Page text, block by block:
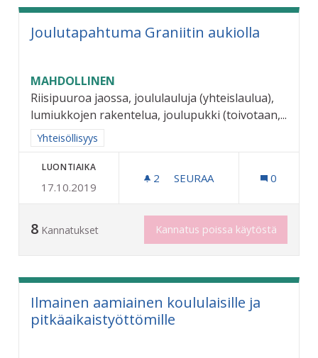
Joulutapahtuma Graniitin aukiolla
MAHDOLLINEN
Riisipuuroa jaossa, joululauluja (yhteislaulua),
lumiukkojen rakentelua, joulupukki (toivotaan,...
Rajaa tulokset aihepiirin mukaan: Yhteisöllisyys
Yhteisöllisyys
LUONTIAIKA
17.10.2019
2 2 SEURAAJAA
SEURAA 0
8 Kannatukset Kannatus poissa käytöstä
Ilmainen aamiainen koululaisille ja
pitkäaikaistyöttömille